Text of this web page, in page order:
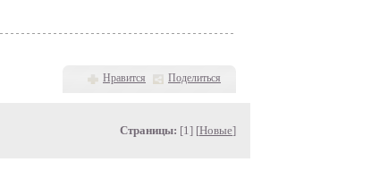
Нравится Поделиться
Страницы: [1] [Новые]